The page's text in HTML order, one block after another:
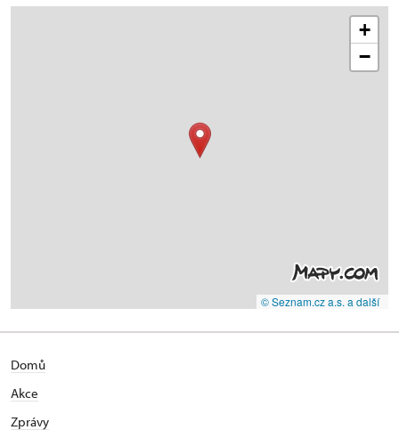
+
−
© Seznam.cz a.s. a další
Domů
Akce
Zprávy